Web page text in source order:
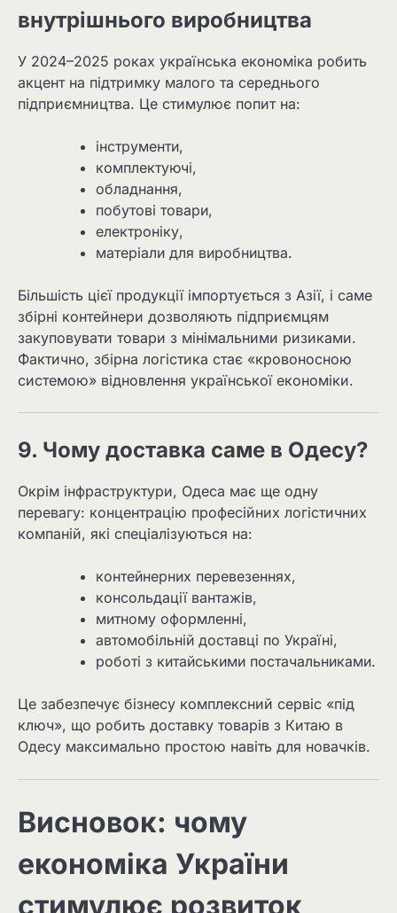
внутрішнього виробництва
У 2024–2025 роках українська економіка робить
акцент на підтримку малого та середнього
підприємництва. Це стимулює попит на:
інструменти,
комплектуючі,
обладнання,
побутові товари,
електроніку,
матеріали для виробництва.
Більшість цієї продукції імпортується з Азії, і саме
збірні контейнери дозволяють підприємцям
закуповувати товари з мінімальними ризиками.
Фактично, збірна логістика стає «кровоносною
системою» відновлення української економіки.
9. Чому доставка саме в Одесу?
Окрім інфраструктури, Одеса має ще одну
перевагу: концентрацію професійних логістичних
компаній, які спеціалізуються на:
контейнерних перевезеннях,
консольдації вантажів,
митному оформленні,
автомобільній доставці по Україні,
роботі з китайськими постачальниками.
Це забезпечує бізнесу комплексний сервіс «під
ключ», що робить доставку товарів з Китаю в
Одесу максимально простою навіть для новачків.
Висновок: чому
економіка України
стимулює розвиток